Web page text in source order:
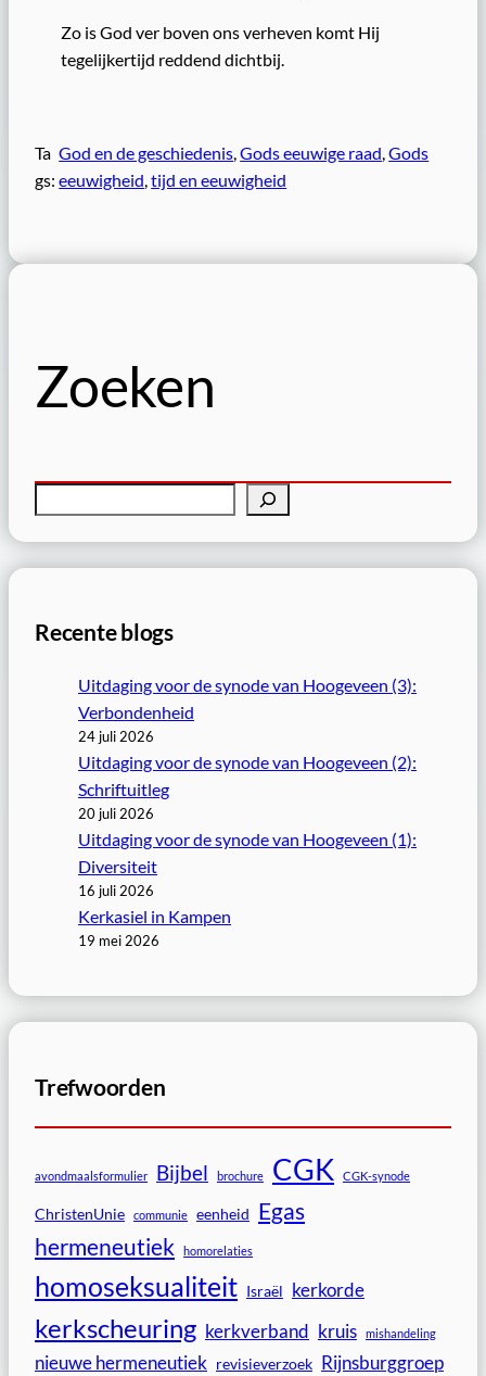
Zo is God ver boven ons verheven komt Hij
tegelijkertijd reddend dichtbij.
Ta
gs:
God en de geschiedenis, Gods eeuwige raad, Gods
eeuwigheid, tijd en eeuwigheid
Zoeken
o
n
Recente blogs
Uitdaging voor de synode van Hoogeveen (3):
Verbondenheid
24 juli 2026
Uitdaging voor de synode van Hoogeveen (2):
Schriftuitleg
20 juli 2026
Uitdaging voor de synode van Hoogeveen (1):
Diversiteit
16 juli 2026
Kerkasiel in Kampen
19 mei 2026
Trefwoorden
avondmaalsformulier Bijbel brochure CGK CGK-synode
ChristenUnie communie eenheid Egas
hermeneutiek
homorelaties
homoseksualiteit Israël kerkorde
kerkscheuring kerkverband kruis mishandeling
nieuwe hermeneutiek revisieverzoek Rijnsburggroep